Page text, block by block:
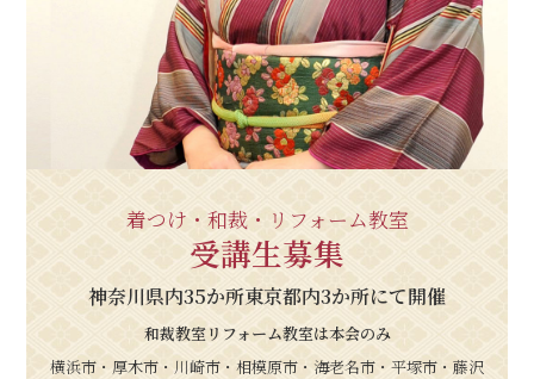
着つけ・和裁・リフォーム教室
受講生募集
神奈川県内35か所東京都内3か所にて開催
和裁教室リフォーム教室は本会のみ
横浜市・厚木市・川崎市・相模原市・海老名市・平塚市・藤沢